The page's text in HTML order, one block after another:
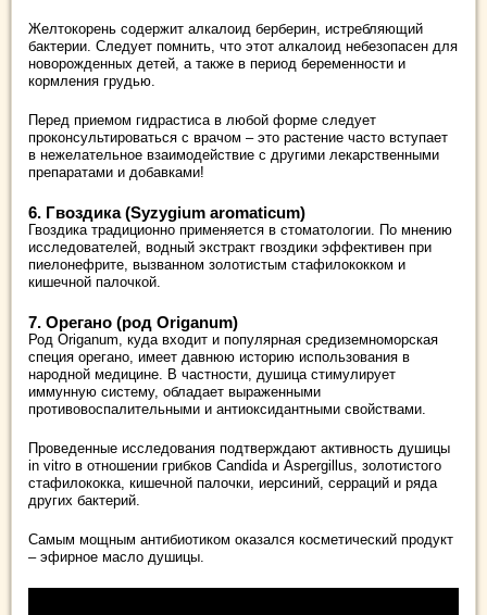
Желтокорень содержит алкалоид берберин, истребляющий
бактерии. Следует помнить, что этот алкалоид небезопасен для
новорожденных детей, а также в период беременности и
кормления грудью.
Перед приемом гидрастиса в любой форме следует
проконсультироваться с врачом – это растение часто вступает
в нежелательное взаимодействие с другими лекарственными
препаратами и добавками!
6. Гвоздика (Syzygium aromaticum)
Гвоздика традиционно применяется в стоматологии. По мнению
исследователей, водный экстракт гвоздики эффективен при
пиелонефрите, вызванном золотистым стафилококком и
кишечной палочкой.
7. Орегано (род Origanum)
Род Origanum, куда входит и популярная средиземноморская
специя орегано, имеет давнюю историю использования в
народной медицине. В частности, душица стимулирует
иммунную систему, обладает выраженными
противовоспалительными и антиоксидантными свойствами.
Проведенные исследования подтверждают активность душицы
in vitro в отношении грибков Candida и Aspergillus, золотистого
стафилококка, кишечной палочки, иерсиний, серраций и ряда
других бактерий.
Самым мощным антибиотиком оказался косметический продукт
– эфирное масло душицы.